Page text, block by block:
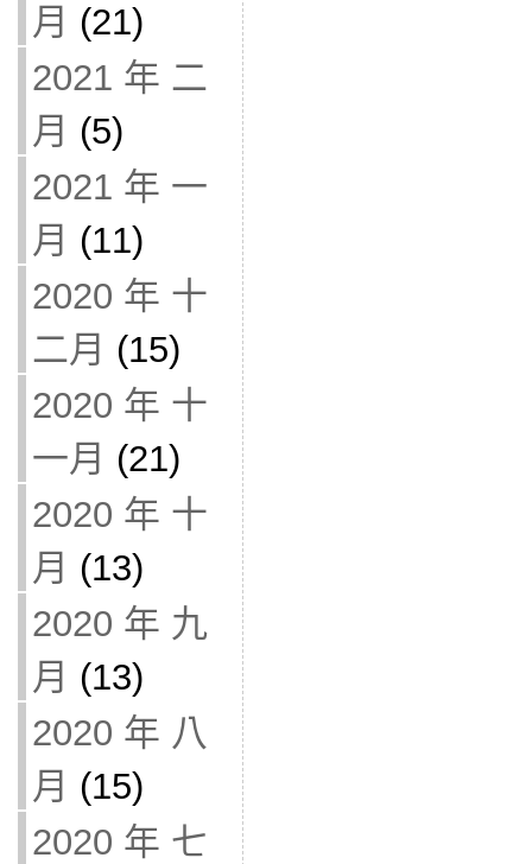
月 (21)
2021 年 二
月 (5)
2021 年 一
月 (11)
2020 年 十
二月 (15)
2020 年 十
一月 (21)
2020 年 十
月 (13)
2020 年 九
月 (13)
2020 年 八
月 (15)
2020 年 七